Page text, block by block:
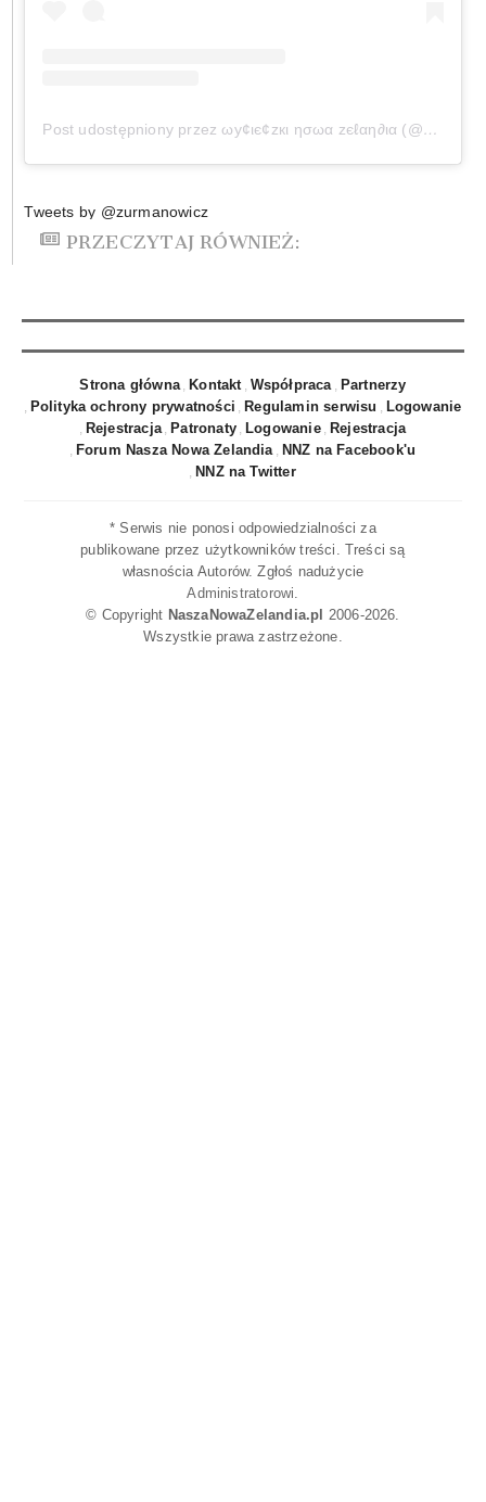
Post udostępniony przez ωу¢ιє¢zкι ησωα zєℓαη∂ια (@wycieczkinowazelandia)
Tweets by @zurmanowicz
PRZECZYTAJ RÓWNIEŻ:
Strona główna Kontakt Współpraca
Partnerzy
Polityka ochrony prywatności
Regulamin serwisu
Logowanie
Rejestracja
Patronaty Logowanie
Rejestracja
Forum Nasza Nowa Zelandia
NNZ na Facebook'u
NNZ na Twitter
* Serwis nie ponosi odpowiedzialności za
publikowane przez użytkowników treści. Treści są
własnościa Autorów. Zgłoś nadużycie
Administratorowi.
© Copyright NaszaNowaZelandia.pl 2006-2026.
Wszystkie prawa zastrzeżone.